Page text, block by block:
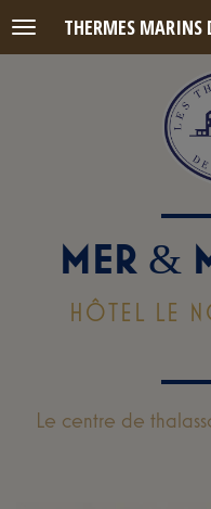
Menu THERMES
MER &
HÔTEL LE
Le centre de